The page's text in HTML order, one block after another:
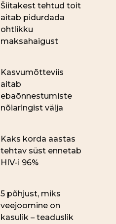
Šiitakest tehtud toit
aitab pidurdada
ohtlikku
maksahaigust
Kasvumõtteviis
aitab
ebaõnnestumiste
nõiaringist välja
Kaks korda aastas
tehtav süst ennetab
HIV-i 96%
5 põhjust, miks
veejoomine on
kasulik – teaduslik